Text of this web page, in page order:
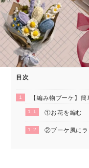
目次
1 【編み物ブーケ】簡
1.1 ①お花を編む
1.2 ②ブーケ風にラ